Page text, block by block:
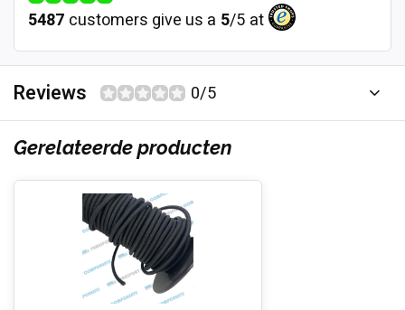
5487 customers give us a 5/5 at
Reviews 0/5
Gerelateerde producten